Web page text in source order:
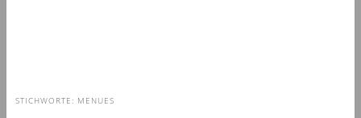
STICHWORTE: MENUES